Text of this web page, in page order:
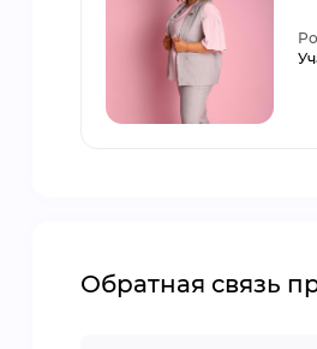
Обратная связь